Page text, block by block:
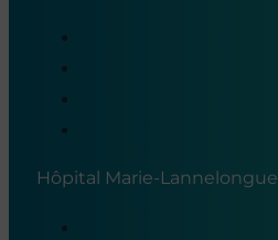
Hôpital Marie-Lannelongue